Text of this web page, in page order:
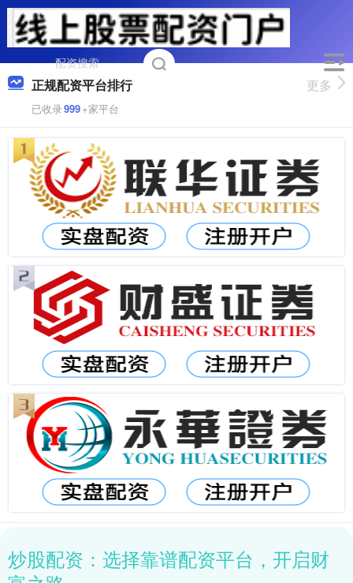
正规配资平台排行
已收录999+家平台
更多
炒股配资：选择靠谱配资平台，开启财